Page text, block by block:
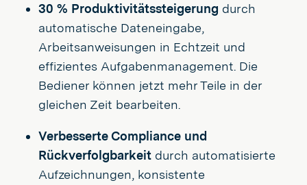
30 % Produktivitätssteigerung durch
automatische Dateneingabe,
Arbeitsanweisungen in Echtzeit und
effizientes Aufgabenmanagement. Die
Bediener können jetzt mehr Teile in der
gleichen Zeit bearbeiten.
Verbesserte Compliance und
Rückverfolgbarkeit durch automatisierte
Aufzeichnungen, konsistente